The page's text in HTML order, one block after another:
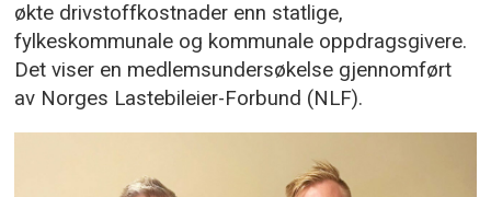
økte drivstoffkostnader enn statlige,
fylkeskommunale og kommunale oppdragsgivere.
Det viser en medlemsundersøkelse gjennomført
av Norges Lastebileier-Forbund (NLF).